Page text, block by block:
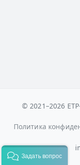
© 2021–2026
Политика
Задать вопрос